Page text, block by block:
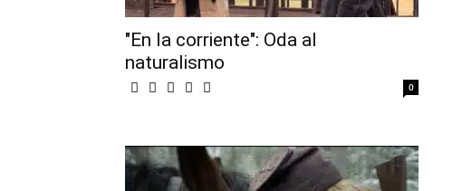
"En la corriente": Oda al
naturalismo
0